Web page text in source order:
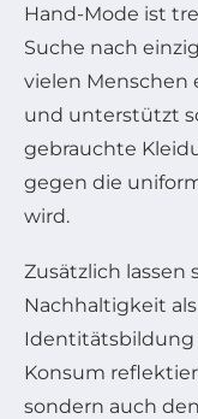
Hand-Mode ist
Suche nach
vielen Menschen
und unterstützt
gebrauchte
gegen die
wird.
Zusätzlich lassen
Nachhaltigkeit
Identitätsbildung
Konsum
sondern auch